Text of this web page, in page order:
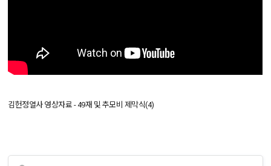
김헌정열사 영상자료 - 49재 및 추모비 제막식(4)